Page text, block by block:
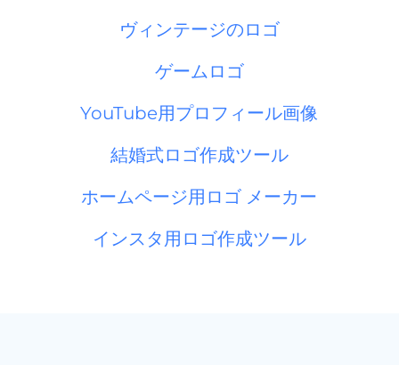
ヴィンテージのロゴ
ゲームロゴ
YouTube用プロフィール画像
結婚式ロゴ作成ツール
ホームページ用ロゴ メーカー
インスタ用ロゴ作成ツール